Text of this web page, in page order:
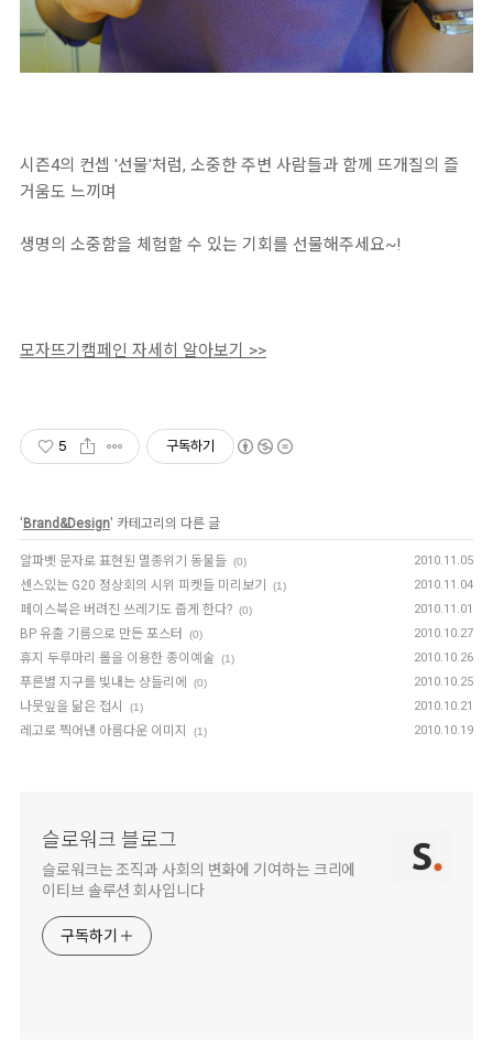
시즌4의 컨셉 '선물'처럼, 소중한 주변 사람들과 함께 뜨개질의 즐
거움도 느끼며
생명의 소중함을 체험할 수 있는 기회를 선물해주세요~!
모자뜨기캠페인 자세히 알아보기 >>
5 구독하기
' Brand&Design' 카테고리의 다른 글
알파벳 문자로 표현된 멸종위기 동물들 (0) 2010.11.05
센스있는 G20 정상회의 시위 피켓들 미리보기 (1) 2010.11.04
페이스북은 버려진 쓰레기도 줍게 한다? (0) 2010.11.01
BP 유출 기름으로 만든 포스터 (0) 2010.10.27
휴지 두루마리 롤을 이용한 종이예술 (1) 2010.10.26
푸른별 지구를 빛내는 샹들리에 (0) 2010.10.25
나뭇잎을 닮은 접시 (1) 2010.10.21
레고로 찍어낸 아름다운 이미지 (1) 2010.10.19
슬로워크 블로그
슬로워크는 조직과 사회의 변화에 기여하는 크리에
이티브 솔루션 회사입니다
구독하기